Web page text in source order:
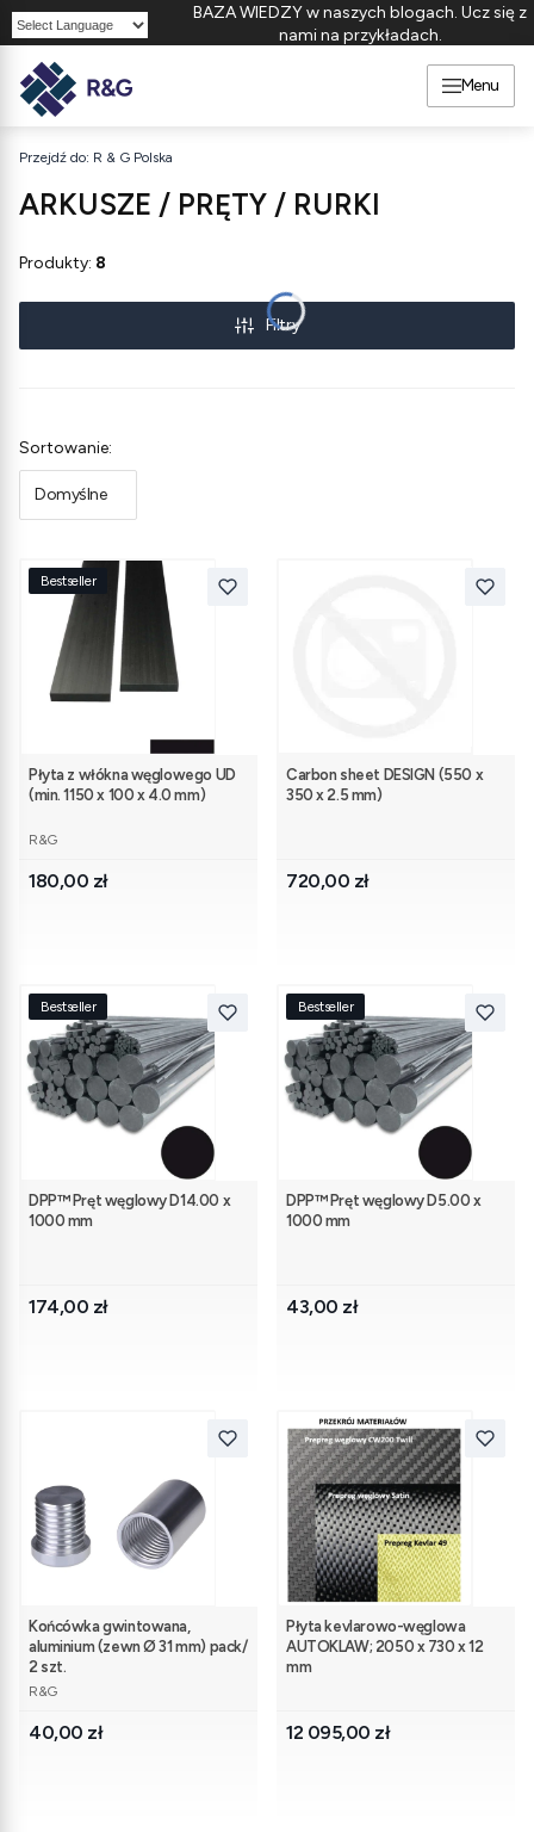
Powered by
BAZA WIEDZY w naszych blogach. Ucz się z
nami na przykładach.
Menu
Przejdź do: R & G Polska
ARKUSZE / PRĘTY / RURKI
Produkty: 8
Filtry
Lista produktów
Sortowanie:
Domyślne
Bestseller
Płyta z włókna węglowego UD
(min. 1150 x 100 x 4.0 mm)
PRODUCENT
R&G
Cena
180,00 zł
Carbon sheet DESIGN (550 x
350 x 2.5 mm)
Cena
720,00 zł
Bestseller
DPP™ Pręt węglowy D14.00 x
1000 mm
Cena
174,00 zł
Bestseller
DPP™ Pręt węglowy D5.00 x
1000 mm
Cena
43,00 zł
Końcówka gwintowana,
aluminium (zewn Ø 31 mm) pack/
2 szt.
PRODUCENT
R&G
Cena
40,00 zł
Płyta kevlarowo-węglowa
AUTOKLAW; 2050 x 730 x 12
mm
Cena
12 095,00 zł